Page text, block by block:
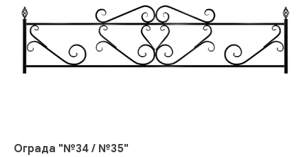
Ограда "№34 / №35"